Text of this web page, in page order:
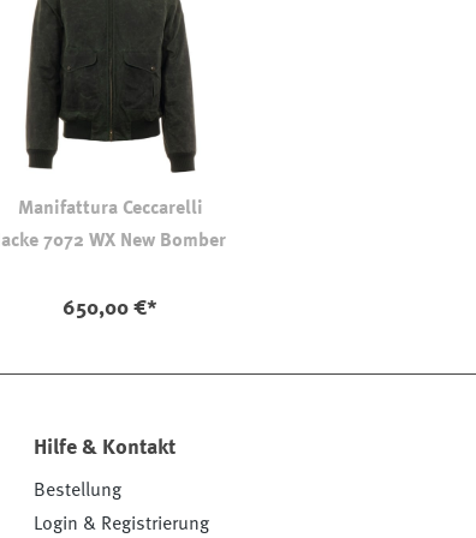
Manifattura Ceccarelli
Jacke 7072 WX New Bomber
650,00 €*
Hilfe & Kontakt
Bestellung
Login & Registrierung